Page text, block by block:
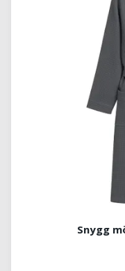
Snygg